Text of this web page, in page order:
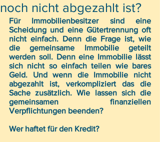
noch nicht abgezahlt ist?
Für Immobilienbesitzer sind eine
Scheidung und eine Gütertrennung oft
nicht einfach. Denn die Frage ist, wie
die gemeinsame Immobilie geteilt
werden soll. Denn eine Immobilie lässt
sich nicht so einfach teilen wie bares
Geld. Und wenn die Immobilie nicht
abgezahlt ist, verkompliziert das die
Sache zusätzlich. Wie lassen sich die
gemeinsamen finanziellen
Verpflichtungen beenden?
Wer haftet für den Kredit?